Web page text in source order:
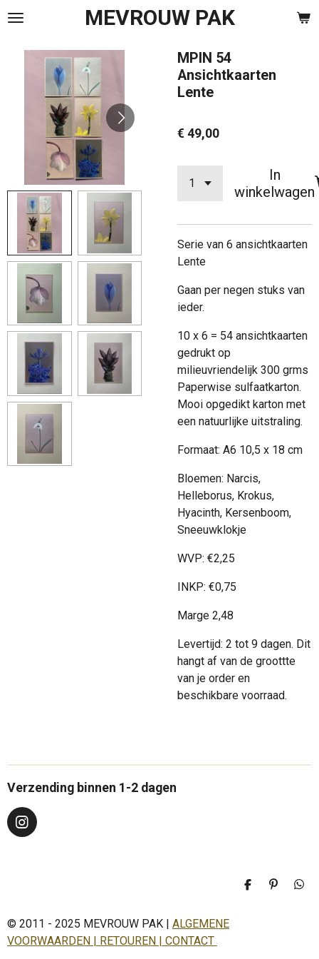
Ga
naar
hoofdinhoud
MEVROUW PAK
MPIN 54
Ansichtkaarten
Lente
€ 49,00
In
winkelwagen
Serie van 6 ansichtkaarten
Lente
Gaan per negen stuks van
ieder.
10 x 6 = 54 ansichtkaarten
gedrukt op
milieuvriendelijk 300 grms
Paperwise sulfaatkarton.
Mooi opgedikt karton met
een natuurlijke uitstraling.
Formaat: A6 10,5 x 18 cm
Bloemen: Narcis,
Helleborus, Krokus,
Hyacinth, Kersenboom,
Sneeuwklokje
WVP: €2,25
INKP: €0,75
Marge 2,48
Levertijd: 2 tot 9 dagen. Dit
hangt af van de groottte
van je order en
beschikbare voorraad.
Verzending binnen 1-2 dagen
I
n
a
m
D
P
D
© 2011 - 2025 MEVROUW PAK | ALGEMENE
VOORWAARDEN | RETOUREN | CONTACT